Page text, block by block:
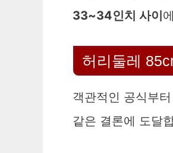
33~34인치 사이
허리둘레
객관적인 공식부
같은 결론에 도달